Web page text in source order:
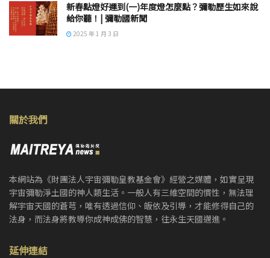
新春點燈好運到(一)年度燈怎麼點？彌勒歷生如來說
給你聽！| 彌勒國新聞
2025 年 1 月 3 日
關於我們
本網站為《財團法人宇宙彌勒皇教基金會》經營之媒體，如實呈現
宇宙彌勒淨土國的神人類生活。一般人有三維空間的慣性，無法理
解宇宙天國的蒼芎，唯有透過信仰、皈依及引導，才能修得自己的
法身，而法身將教導你成神成佛的智慧，往永生天國邁進。
延伸連結